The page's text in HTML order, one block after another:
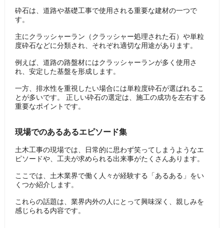
砕石は、道路や基礎工事で使用される重要な建材の一つで
す。
主にクラッシャーラン（クラッシャー処理された石）や単粒
度砕石などに分類され、それぞれ適切な用途があります。
例えば、道路の路盤材にはクラッシャーランが多く使用さ
れ、安定した基盤を形成します。
一方、排水性を重視したい場合には単粒度砕石が選ばれるこ
とが多いです。 正しい砕石の選定は、施工の成功を左右する
重要なポイントです。
現場でのあるあるエピソード集
土木工事の現場では、日常的に思わず笑ってしまうようなエ
ピソードや、工夫が求められる出来事がたくさんあります。
ここでは、土木業界で働く人々が経験する「あるある」をい
くつか紹介します。
これらの話題は、業界内外の人にとって興味深く、親しみを
感じられる内容です。